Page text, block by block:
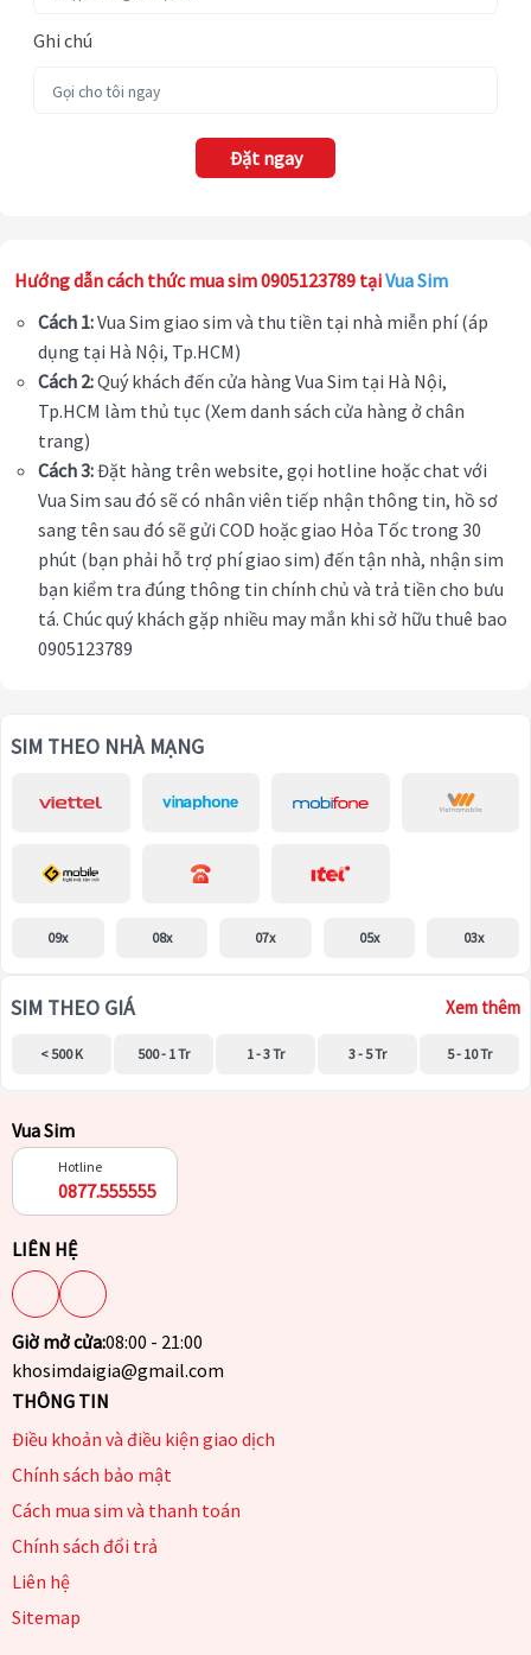
Ghi chú
Đặt ngay
Hướng dẫn cách thức mua sim 0905123789 tạiVua Sim
Cách 1:Vua Sim giao sim và thu tiền tại nhà miễn phí (áp
dụng tại Hà Nội, Tp.HCM)
Cách 2:Quý khách đến cửa hàng Vua Sim tại Hà Nội,
Tp.HCM làm thủ tục (Xem danh sách cửa hàng ở chân
trang)
Cách 3:Đặt hàng trên website, gọi hotline hoặc chat với
Vua Sim sau đó sẽ có nhân viên tiếp nhận thông tin, hồ sơ
sang tên sau đó sẽ gửi COD hoặc giao Hỏa Tốc trong 30
phút (bạn phải hỗ trợ phí giao sim) đến tận nhà, nhận sim
bạn kiểm tra đúng thông tin chính chủ và trả tiền cho bưu
tá. Chúc quý khách gặp nhiều may mắn khi sở hữu thuê bao
0905123789
SIM THEO NHÀ MẠNG
09x 08x 07x 05x 03x
SIM THEO GIÁ Xem thêm
< 500 K 500 - 1 Tr 1 - 3 Tr 3 - 5 Tr 5 - 10 Tr
Vua Sim
Hotline
0877.555555
LIÊN HỆ
Giờ mở cửa:08:00 - 21:00
khosimdaigia@gmail.com
THÔNG TIN
Điều khoản và điều kiện giao dịch
Chính sách bảo mật
Cách mua sim và thanh toán
Chính sách đổi trả
Liên hệ
Sitemap